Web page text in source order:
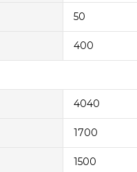
50
400
4040
1700
1500